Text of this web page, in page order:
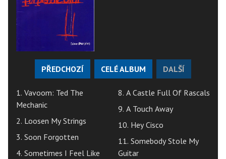
PŘEDCHOZÍ CELÉ ALBUM DALŠÍ
1. Vavoom: Ted The
Mechanic
2. Loosen My Strings
3. Soon Forgotten
4. Sometimes I Feel Like
8. A Castle Full Of Rascals
9. A Touch Away
10. Hey Cisco
11. Somebody Stole My
Guitar